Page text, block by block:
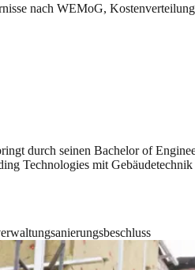
nach WEMoG,
durch seinen Bachelor of
Technologies mit
sanierungsbeschluss